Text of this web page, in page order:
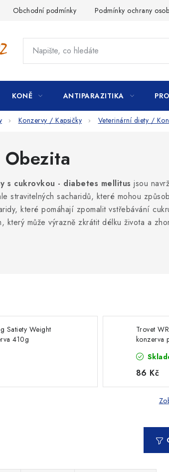
Obchodní podmínky Podmínky ochrany
KONĚ ANTIPARAZITIKA
Konzervy / Kapsičky Veterinární diety /
s cukrovkou - diabetes mellitus jsou
stravitelných sacharidů, které mohou
které pomáhají zpomalit vstřebávání
který může výrazně zkrátit délku života a
Satiety Weight
410g
Trovet
konzerva
86 Kč